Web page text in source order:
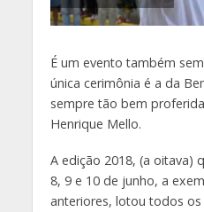
É um evento também
única cerimônia é a da
sempre tão bem
Henrique Mello.
A edição 2018, (a oitava)
8, 9 e 10 de junho, a
anteriores, lotou todos